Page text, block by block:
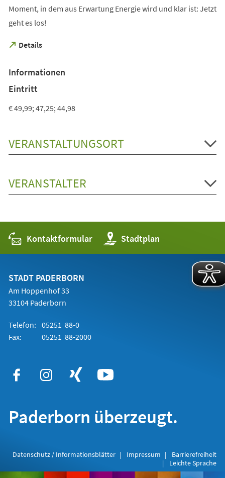
Moment, in dem aus Erwartung Energie wird und klar ist: Jetzt
geht es los!
Details
(Öffnet
neuen
Tab)
Informationen
Eintritt
€ 49,99; 47,25; 44,98
VERANSTALTUNGSORT
VERANSTALTER
Kontaktformular Stadtplan
(Öffnet
in
einem
STADT PADERBORN
Am Hoppenhof 33
33104 Paderborn
Telefon: 05251 88-0
Fax:
05251 88-2000
Paderborn überzeugt.
Datenschutz / Informationsblätter Impressum
Barrierefreiheit
Leichte Sprache